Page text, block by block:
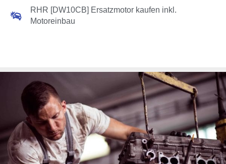
RHR [DW10CB] Ersatzmotor kaufen inkl.
Motoreinbau